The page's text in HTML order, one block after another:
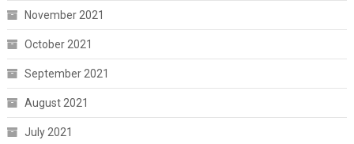
November 2021
October 2021
September 2021
August 2021
July 2021